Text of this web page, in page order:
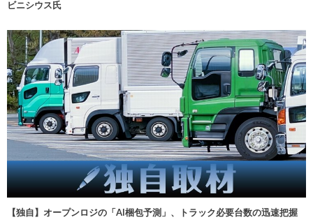
ビニシウス氏
【独自】オープンロジの「AI梱包予測」、トラック必要台数の迅速把握